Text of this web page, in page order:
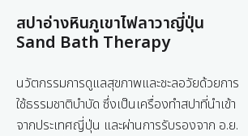
สปาอ่างหินภูเขาไฟลาวาญี่ปุ่น
Sand Bath Therapy
นวัตกรรมการดูแลสุขภาพและชะลอวัยด้วยการ
ใช้ธรรมชาติบำบัด ซึ่งเป็นเครื่องทำสปาที่นำเข้า
จากประเทศญี่ปุ่น และผ่านการรับรองจาก อ.ย.